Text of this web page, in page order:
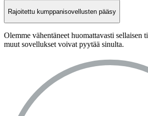
Rajoitettu kumppanisovellusten pääsy
Olemme vähentäneet huomattavasti sellaisen
muut sovellukset voivat pyytää sinulta.